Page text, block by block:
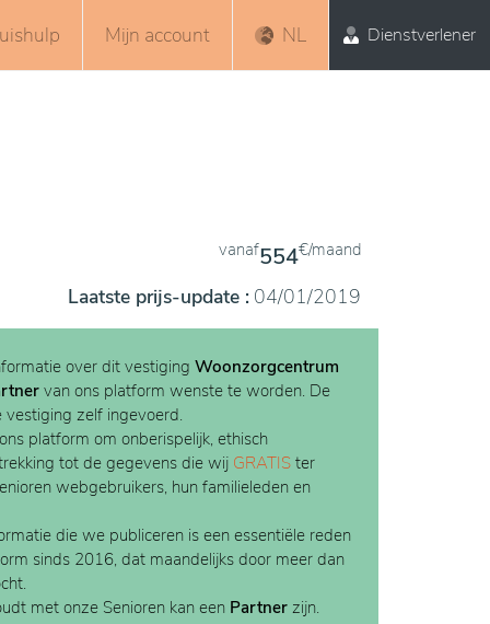
Mijn account NL Dienstverlener
vanaf554€/maand
Laatste prijs-update : 04/01/2019
over dit vestiging Woonzorgcentrum
van ons platform wenste te worden. De
zelf ingevoerd.
platform om onberispelijk, ethisch
tot de gegevens die wij GRATIS ter
webgebruikers, hun familieleden en
die we publiceren is een essentiële reden
sinds 2016, dat maandelijks door meer dan
met onze Senioren kan een Partner zijn.